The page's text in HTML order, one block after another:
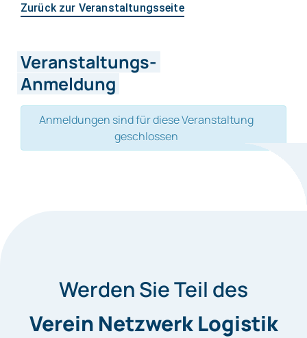
Zurück zur Veranstaltungsseite
Veranstaltungs-
Anmeldung
Anmeldungen sind für diese Veranstaltung
geschlossen
Werden Sie Teil des
Verein Netzwerk Logistik